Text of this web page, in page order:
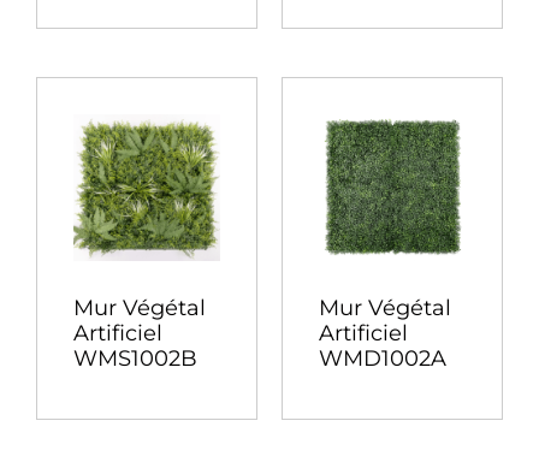
Mur Végétal
Artificiel
WMS1002B
Mur Végétal
Artificiel
WMD1002A